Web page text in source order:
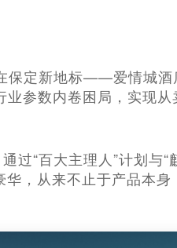
保定新地标——爱情城酒
业参数内卷困局，实现
过“百大主理人”计划与
，从来不止于产品本